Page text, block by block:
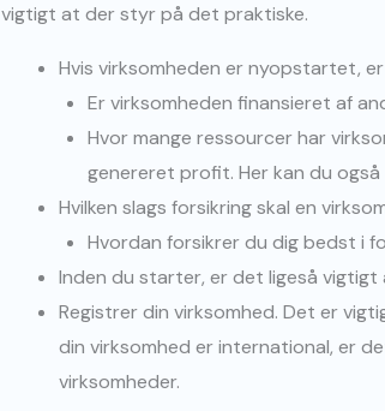
vigtigt at der styr på det praktiske.
Hvis virksomheden er nyopstartet,
Er virksomheden finansieret af
Hvor mange ressourcer har
genereret profit. Her kan du
Hvilken slags forsikring skal en
Hvordan forsikrer du dig bedst i
Inden du starter, er det ligeså
Registrer din virksomhed. Det er
din virksomhed er international, er
virksomheder.